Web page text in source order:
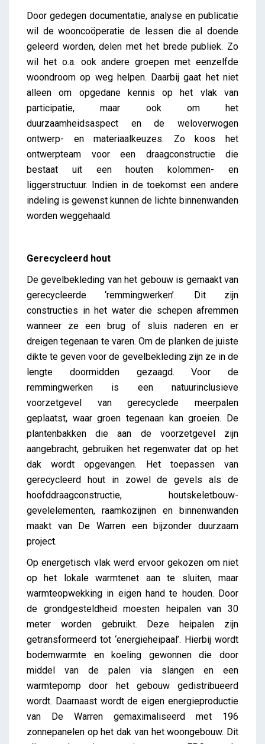
Door gedegen documentatie, analyse en publicatie
wil de wooncoöperatie de lessen die al doende
geleerd worden, delen met het brede publiek. Zo
wil het o.a. ook andere groepen met eenzelfde
woondroom op weg helpen. Daarbij gaat het niet
alleen om opgedane kennis op het vlak van
participatie, maar ook om het
duurzaamheidsaspect en de weloverwogen
ontwerp- en materiaalkeuzes. Zo koos het
ontwerpteam voor een draagconstructie die
bestaat uit een houten kolommen- en
liggerstructuur. Indien in de toekomst een andere
indeling is gewenst kunnen de lichte binnenwanden
worden weggehaald.
Gerecycleerd hout
De gevelbekleding van het gebouw is gemaakt van
gerecycleerde ‘remmingwerken’. Dit zijn
constructies in het water die schepen afremmen
wanneer ze een brug of sluis naderen en er
dreigen tegenaan te varen. Om de planken de juiste
dikte te geven voor de gevelbekleding zijn ze in de
lengte doormidden gezaagd. Voor de
remmingwerken is een natuurinclusieve
voorzetgevel van gerecyclede meerpalen
geplaatst, waar groen tegenaan kan groeien. De
plantenbakken die aan de voorzetgevel zijn
aangebracht, gebruiken het regenwater dat op het
dak wordt opgevangen. Het toepassen van
gerecycleerd hout in zowel de gevels als de
hoofddraagconstructie, houtskeletbouw-
gevelelementen, raamkozijnen en binnenwanden
maakt van De Warren een bijzonder duurzaam
project.
Op energetisch vlak werd ervoor gekozen om niet
op het lokale warmtenet aan te sluiten, maar
warmteopwekking in eigen hand te houden. Door
de grondgesteldheid moesten heipalen van 30
meter worden gebruikt. Deze heipalen zijn
getransformeerd tot ‘energieheipaal’. Hierbij wordt
bodemwarmte en koeling gewonnen die door
middel van de palen via slangen en een
warmtepomp door het gebouw gedistribueerd
wordt. Daarnaast wordt de eigen energieproductie
van De Warren gemaximaliseerd met 196
zonnepanelen op het dak van het woongebouw. Dit